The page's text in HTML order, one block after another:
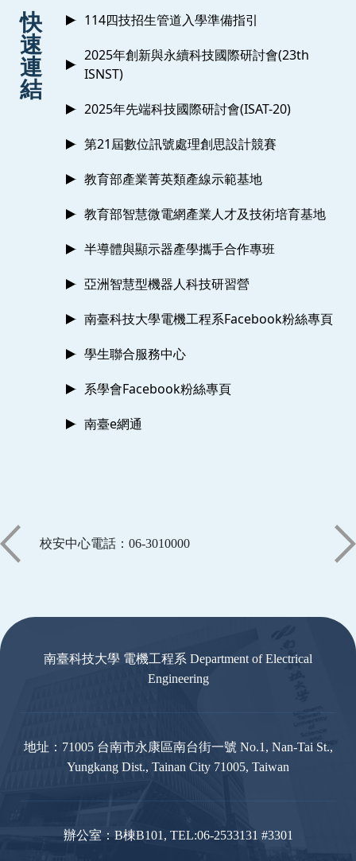
:::
快
速
連
結
114四技招生管道入學準備指引
2025年創新與永續科技國際研討會(23th
ISNST)
2025年先端科技國際研討會(ISAT-20)
第21屆數位訊號處理創思設計競賽
教育部產業菁英類產線示範基地
教育部智慧微電網產業人才及技術培育基地
半導體與顯示器產學攜手合作專班
亞洲智慧型機器人科技研習營
南臺科技大學電機工程系Facebook粉絲專頁
學生聯合服務中心
系學會Facebook粉絲專頁
南臺e網通
校安中心電話：06-3010000
南臺科技大學 電機工程系 Department of Electrical
Engineering
地址：71005 台南市永康區南台街一號 No.1, Nan-Tai St.,
Yungkang Dist., Tainan City 71005, Taiwan
辦公室：B棟B101, TEL:06-2533131 #3301